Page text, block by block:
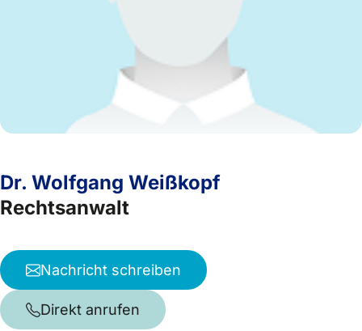
Dr. Wolfgang Weißkopf
Rechtsanwalt
Nachricht schreiben
Direkt anrufen